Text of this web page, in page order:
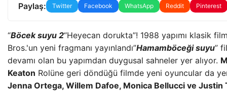
Paylaş: Twitter Facebook WhatsApp Reddit Pinterest
“Böcek suyu 2“Heyecan dorukta”! 1988 yapımı klasik
Bros.'un yeni fragmanı yayınlandı”Hamamböceği suyu”
devamı olan bu yapımdan duygusal sahneler yer alıyor.
Keaton Rolüne geri döndüğü filmde yeni oyuncular da
Jenna Ortega, Willem Dafoe, Monica Bellucci ve Justin